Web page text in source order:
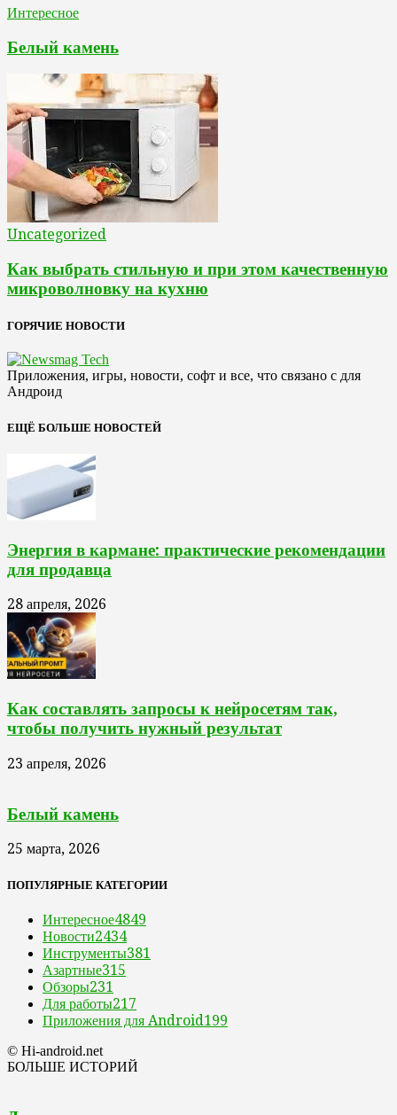
Интересное
Белый камень
Uncategorized
Как выбрать стильную и при этом качественную
микроволновку на кухню
ГОРЯЧИЕ НОВОСТИ
Приложения, игры, новости, софт и все, что связано с для
Андроид
ЕЩЁ БОЛЬШЕ НОВОСТЕЙ
Энергия в кармане: практические рекомендации
для продавца
28 апреля, 2026
Как составлять запросы к нейросетям так,
чтобы получить нужный результат
23 апреля, 2026
Белый камень
25 марта, 2026
ПОПУЛЯРНЫЕ КАТЕГОРИИ
Интересное4849
Новости2434
Инструменты381
Азартные315
Обзоры231
Для работы217
Приложения для Android199
© Hi-android.net
БОЛЬШЕ ИСТОРИЙ